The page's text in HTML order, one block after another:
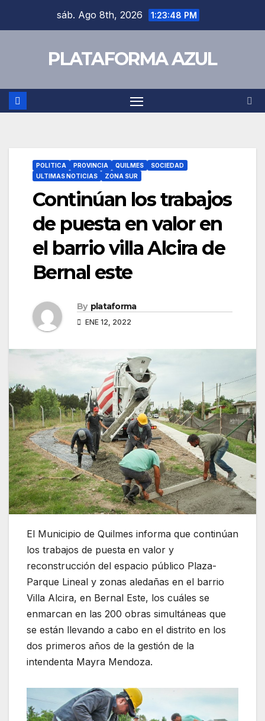
sáb. Ago 8th, 2026 1:23:49 PM
PLATAFORMA AZUL
POLITICA PROVINCIA QUILMES
SOCIEDAD
ULTIMAS NOTICIAS
ZONA SUR
Continúan los trabajos
de puesta en valor en
el barrio villa Alcira de
Bernal este
By plataforma
ENE 12, 2022
El Municipio de Quilmes informa que continúan
los trabajos de puesta en valor y
reconstrucción del espacio público Plaza-
Parque Lineal y zonas aledañas en el barrio
Villa Alcira, en Bernal Este, los cuáles se
enmarcan en las 200 obras simultáneas que
se están llevando a cabo en el distrito en los
dos primeros años de la gestión de la
intendenta Mayra Mendoza.